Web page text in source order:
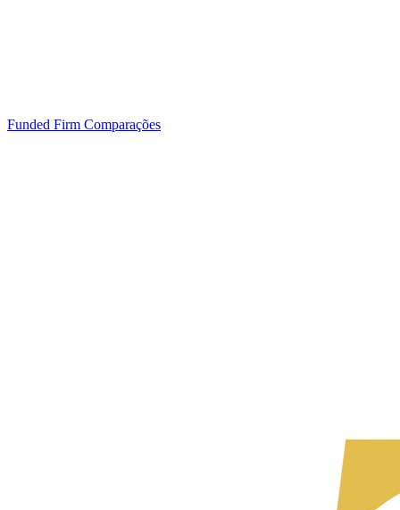
Funded Firm Comparações